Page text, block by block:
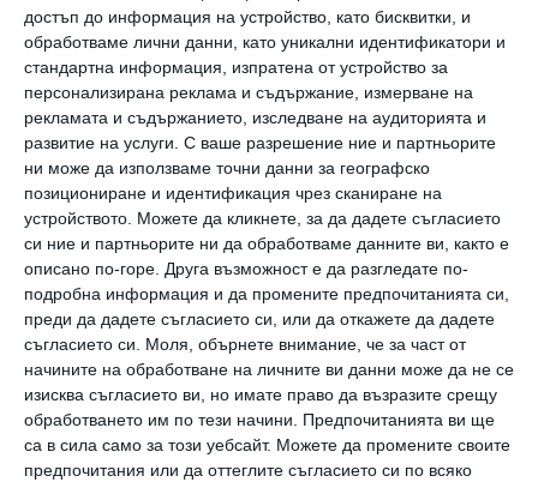
достъп до информация на устройство, като бисквитки, и
обработваме лични данни, като уникални идентификатори и
стандартна информация, изпратена от устройство за
персонализирана реклама и съдържание, измерване на
рекламата и съдържанието, изследване на аудиторията и
развитие на услуги. С ваше разрешение ние и партньорите
ни може да използваме точни данни за географско
позициониране и идентификация чрез сканиране на
устройството. Можете да кликнете, за да дадете съгласието
си ние и партньорите ни да обработваме данните ви, както е
описано по-горе. Друга възможност е да разгледате по-
подробна информация и да промените предпочитанията си,
преди да дадете съгласието си, или да откажете да дадете
съгласието си. Моля, обърнете внимание, че за част от
начините на обработване на личните ви данни може да не се
изисква съгласието ви, но имате право да възразите срещу
обработването им по тези начини. Предпочитанията ви ще
са в сила само за този уебсайт. Можете да промените своите
предпочитания или да оттеглите съгласието си по всяко
Всеки прави грешки и е естествено да се
тревожи да не „стъпи на криво“. Някои обаче
се учат от грешките си и продължават
напред, а други продължават да превъртат
ситуацията в главите си.
В резултат на това при всеки разговор с
него ще слушате безкраен поток от
самокритика, извинения и самобичуване.
Добре е да си даваме сметка за всяка
постъпка, но ако всеки разговор се свежда до
обсъждане на грешките, които сме
допуснали, това определено отблъсква
другите.